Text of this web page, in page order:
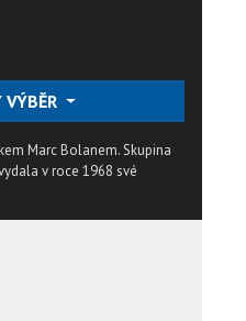
VÝBĚR
Marc Bolanem. Skupina
v roce 1968 své